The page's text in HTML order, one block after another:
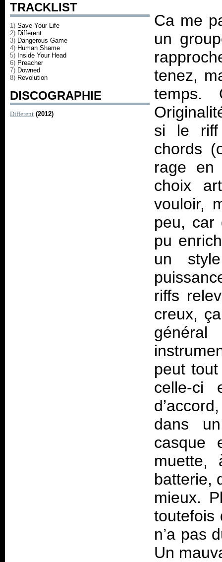
TRACKLIST
1) Save Your Life
2) Different
3) Dangerous Game
4) Human Shame
5) Inside Your Head
6) Preacher
7) Downed
8) Revolution
DISCOGRAPHIE
Different (2012)
Ca me
un
tenez,
temps.
si le riff
chords
rage en
choix
vouloir,
peu, car
pu
un
riffs
creux,
peut
celle-ci
dans
casque
muette,
batterie,
mieux.
toutefois
n’a pas
Un